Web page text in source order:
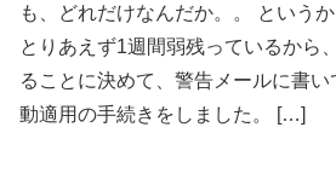
も、どれだけなんだか。。 という
とりあえず1週間弱残っているから
ることに決めて、警告メールに書
動適用の手続きをしました。 […]